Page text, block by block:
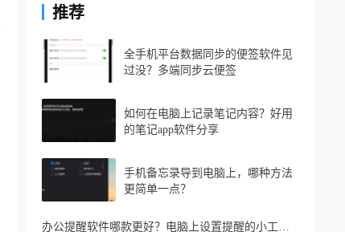
推荐
全手机平台数据同步的便签软件见
过没？多端同步云便签
如何在电脑上记录笔记内容？好用
的笔记app软件分享
手机备忘录导到电脑上，哪种方法
更简单一点？
办公提醒软件哪款更好？电脑上设置提醒的小工具推荐